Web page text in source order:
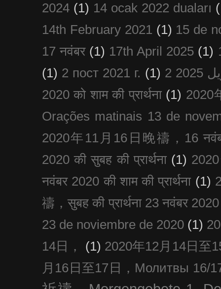
2024 (1) 14 ocak 2022 duaları
14th February 2021 (1) 15 de
17 नवंबर (1) 17th April 2025 (1)
(1) 2 пост 2021 г. (1)
2020 को शाम की प्रार्थना (1) 2020
Orações matinais 13 de
2020年11月16日晚禱，16
2020 की सुबह की प्रार्थना (1)
नवंबर 2020 की शाम की प्रार्थना (1)
禱，सुबह की प्रार्थना 23 नवंबर 2020
23 de noviembre de 2020 (1)
14日，
(1) 2020年12月14日至
月16日至17日，Молитвы 16/